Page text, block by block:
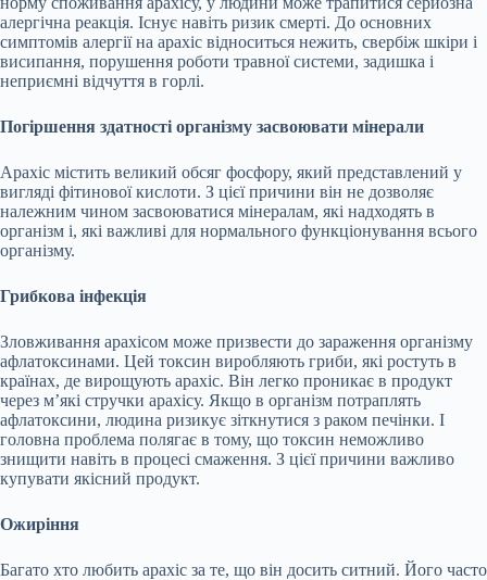
алергічна реакція. Існує навіть ризик смерті. До основних
симптомів алергії на арахіс відноситься нежить, свербіж шкіри і
висипання, порушення роботи травної системи, задишка і
неприємні відчуття в горлі.
Погіршення здатності організму засвоювати мінерали
Арахіс містить великий обсяг фосфору, який представлений у
вигляді фітинової кислоти. З цієї причини він не дозволяє
належним чином засвоюватися мінералам, які надходять в
організм і, які важливі для нормального функціонування всього
організму.
Грибкова інфекція
Зловживання арахісом може призвести до зараження організму
афлатоксинами. Цей токсин виробляють гриби, які ростуть в
країнах, де вирощують арахіс. Він легко проникає в продукт
через м’які стручки арахісу. Якщо в організм потраплять
афлатоксини, людина ризикує зіткнутися з раком печінки. І
головна проблема полягає в тому, що токсин неможливо
знищити навіть в процесі смаження. З цієї причини важливо
купувати якісний продукт.
Ожиріння
Багато хто любить арахіс за те, що він досить ситний. Його часто